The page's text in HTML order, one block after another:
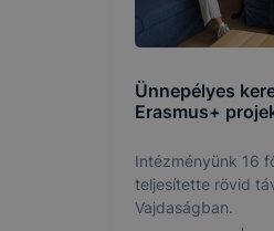
Ünnepélyes
Erasmus+
Intézményünk 16
teljesítette rövid
Vajdaságban.